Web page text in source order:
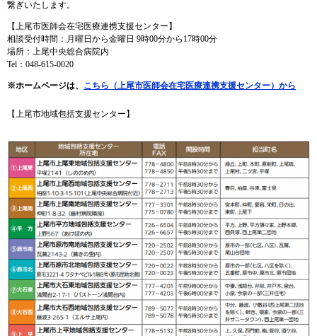
繋ぎいたします。
【上尾市医師会在宅医療連携支援センター】
相談受付時間：月曜日から金曜日 9時00分から17時00分
場所：上尾中央総合病院内
Tel：048‐615‐0020
​※ホームページは、 こちら（上尾市医師会在宅医療連携支援センター）から
【上尾市地域包括支援センター】